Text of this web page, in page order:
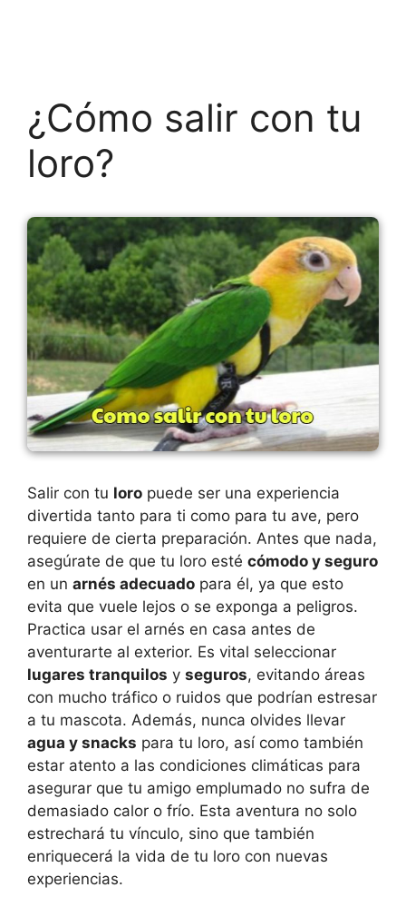
¿Cómo salir con tu
loro?
Salir con tu loro puede ser una experiencia
divertida tanto para ti como para tu ave, pero
requiere de cierta preparación. Antes que nada,
asegúrate de que tu loro esté cómodo y seguro
en un arnés adecuado para él, ya que esto
evita que vuele lejos o se exponga a peligros.
Practica usar el arnés en casa antes de
aventurarte al exterior. Es vital seleccionar
lugares tranquilos y seguros, evitando áreas
con mucho tráfico o ruidos que podrían estresar
a tu mascota. Además, nunca olvides llevar
agua y snacks para tu loro, así como también
estar atento a las condiciones climáticas para
asegurar que tu amigo emplumado no sufra de
demasiado calor o frío. Esta aventura no solo
estrechará tu vínculo, sino que también
enriquecerá la vida de tu loro con nuevas
experiencias.